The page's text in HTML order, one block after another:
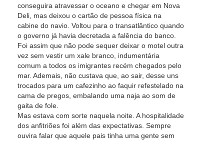
conseguira atravessar o oceano e chegar em Nova
Deli, mas deixou o cartão de pessoa física na
cabine do navio. Voltou para o transatlântico quando
o governo já havia decretada a falência do banco.
Foi assim que não pode sequer deixar o motel outra
vez sem vestir um xale branco, indumentária
comum a todos os imigrantes recém chegados pelo
mar. Ademais, não custava que, ao sair, desse uns
trocados para um cafezinho ao faquir refestelado na
cama de pregos, embalando uma naja ao som de
gaita de fole.
Mas estava com sorte naquela noite. A hospitalidade
dos anfitriões foi além das expectativas. Sempre
ouvira falar que aquele pais tinha uma gente sem